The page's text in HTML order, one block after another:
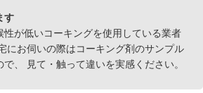
す
性が低いコーキングを使用している業者
にお伺いの際はコーキング剤のサンプル
、 見て・触って違いを実感ください。